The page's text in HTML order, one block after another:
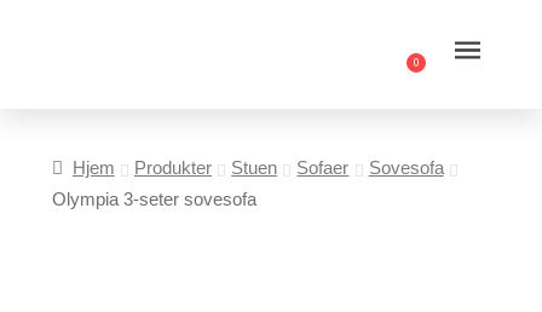
0
Hjem Produkter Stuen Sofaer
Sovesofa
Olympia 3-seter sovesofa